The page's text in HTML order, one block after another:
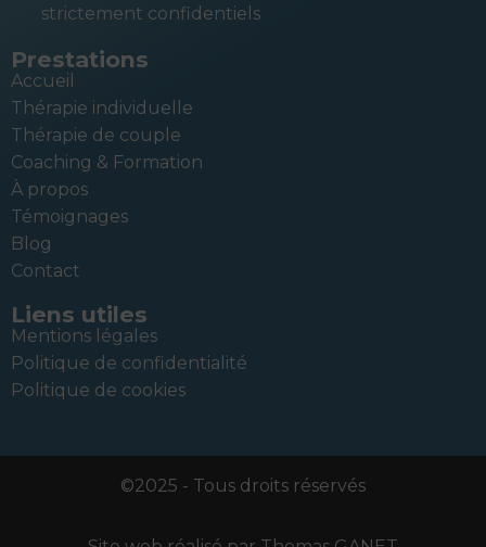
strictement confidentiels
Prestations
Accueil
Thérapie individuelle
Thérapie de couple
Coaching & Formation
À propos
Témoignages
Blog
Contact
Liens utiles
Mentions légales
Politique de confidentialité
Politique de cookies
©2025 - Tous droits réservés